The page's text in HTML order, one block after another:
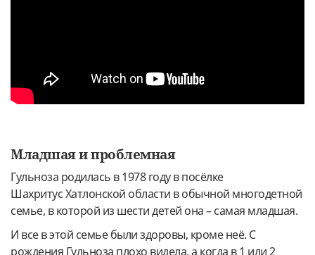
Младшая и проблемная
Гульноза родилась в 1978 году в посёлке
Шахритус Хатлонской области в обычной многодетной
семье, в которой из шести детей она – самая младшая.
И все в этой семье были здоровы, кроме неё. С
рождения Гульноза плохо видела, а когда в 1 или 2